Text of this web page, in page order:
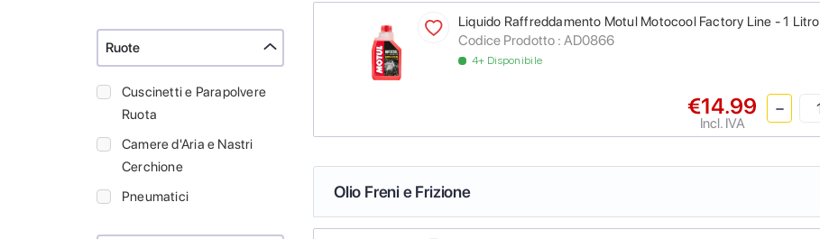
Ruote
Cuscinetti e Parapolvere
Ruota
Camere d'Aria e Nastri
Cerchione
Pneumatici
Liquido Raffreddamento Motul Motocool Factory Line - 1 Litro
Codice Prodotto : AD0866
4+ Disponibile
€14.99
Incl. IVA
Olio Freni e Frizione